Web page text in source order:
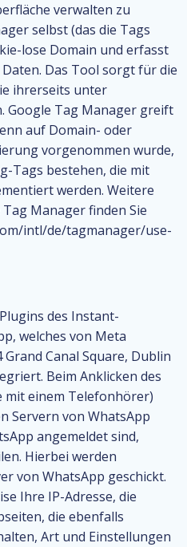
verwalten zu
selbst (das die Tags
lose Domain und erfasst
Das Tool sorgt für die
ihrerseits unter
Google Tag Manager greift
auf Domain- oder
vorgenommen wurde,
Tags bestehen, die mit
werden. Weitere
Manager finden Sie
intl/de/tagmanager/use-
des Instant-
welches von Meta
Canal Square, Dublin
Beim Anklicken des
mit einem Telefonhörer)
Servern von WhatsApp
angemeldet sind,
Hierbei werden
von WhatsApp geschickt.
Ihre IP-Adresse, die
die ebenfalls
Art und Einstellungen